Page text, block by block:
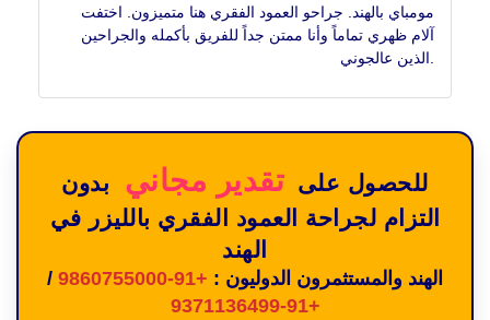
مومباي بالهند. جراحو العمود الفقري هنا متميزون. اختفت
آلام ظهري تماماً وأنا ممتن جداً للفريق بأكمله والجراحين
للحصول على تقدير مجاني
بدون
التزام لجراحة العمود الفقري بالليزر في
الهند
الهند والمستثمرون الدوليون : +91-9860755000
/
+91-9371136499